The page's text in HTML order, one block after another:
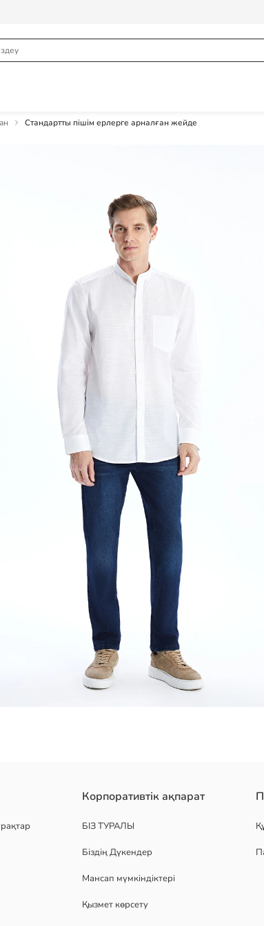
Стандартты пішім ерлерге арналған жейде
де, ресми жағдайлар үшін де тамаша таңдау
Корпоративтік ақпарат
БІЗ ТУРАЛЫ
Біздің Дүкендер
Мансап мүмкіндіктері
Қызмет көрсету